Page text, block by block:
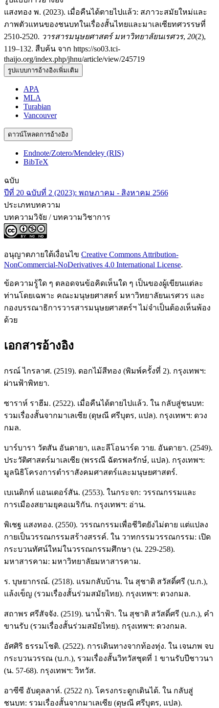
แสงทอง พ. (2023). เมื่อคืนได้ตายไปแล้ว: สภาวะสมัยใหม่และ
ภาพตัวแทนของชนบทในเรื่องสั้นไทยและมาเลเซียทศวรรษที่
2510-2520. วารสารมนุษยศาสตร์ มหาวิทยาลัยนเรศวร, 20(2),
119–132. สืบค้น จาก https://so03.tci-
thaijo.org/index.php/jhnu/article/view/245719
รูปแบบการอ้างอิงเพิ่มเติม
APA
MLA
Turabian
Vancouver
ดาวน์โหลดการอ้างอิง
Endnote/Zotero/Mendeley (RIS)
BibTeX
ฉบับ
ปีที่ 20 ฉบับที่ 2 (2023): พฤษภาคม - สิงหาคม 2566
ประเภทบทความ
บทความวิจัย / บทความวิชาการ
อนุญาตภายใต้เงื่อนไข Creative Commons Attribution-
NonCommercial-NoDerivatives 4.0 International License.
ข้อความรู้ใด ๆ ตลอดจนข้อคิดเห็นใด ๆ เป็นของผู้เขียนแต่ละ
ท่านโดยเฉพาะ คณะมนุษยศาสตร์ มหาวิทยาลัยนเรศวร และ
กองบรรณาธิการวารสารมนุษยศาสตร์ฯ ไม่จำเป็นต้องเห็นพ้อง
ด้วย
เอกสารอ้างอิง
กรณ์ ไกรลาศ. (2519). ดอกไม้สีทอง (พิมพ์ครั้งที่ 2). กรุงเทพฯ:
ผ่านฟ้าพิทยา.
ซาราห์ ราฮีม. (2522). เมื่อคืนได้ตายไปแล้ว. ใน กลับสู่ชนบท:
รวมเรื่องสั้นจากมาเลเซีย (ดุษณี ศรีบุตร, แปล). กรุงเทพฯ: ดวง
กมล.
บาร์บารา วัตสัน อันดายา, และลีโอนาร์ด วาย. อันดายา. (2549).
ประวัติศาสตร์มาเลเซีย (พรรณี ฉัตรพลรักษ์, แปล). กรุงเทพฯ:
มูลนิธิโครงการตำราสังคมศาสตร์และมนุษยศาสตร์.
เบเนดิกท์ แอนเดอร์สัน. (2553). ในกระจก: วรรณกรรมและ
การเมืองสยามยุคอเมริกัน. กรุงเทพฯ: อ่าน.
พิเชฐ แสงทอง. (2550). วรรณกรรมเพื่อชีวิตยังไม่ตาย แต่แปลง
กายเป็นวรรณกรรมสร้างสรรค์. ใน วาทกรรมวรรณกรรม: เปิด
กระบวนทัศน์ใหม่ในวรรณกรรมศึกษา (น. 229-258).
มหาสารคาม: มหาวิทยาลัยมหาสารคาม.
ร. บุษยากรณ์. (2518). แรมกลับบ้าน. ใน สุชาติ สวัสดิ์ศรี (บ.ก.),
แล้งเข็ญ (รวมเรื่องสั้นร่วมสมัยไทย). กรุงเทพฯ: ดวงกมล.
สถาพร ศรีสัจจัง. (2519). นาน้ำฟ้า. ใน สุชาติ สวัสดิ์ศรี (บ.ก.), คำ
ขานรับ (รวมเรื่องสั้นร่วมสมัยไทย). กรุงเทพฯ: ดวงกมล.
อัศศิริ ธรรมโชติ. (2522). การเดินทางจากท้องทุ่ง. ใน เจนภพ จบ
กระบวนวรรณ (บ.ก.), รวมเรื่องสั้นวิทวัสชุดที่ 1 ขานรับปีชาวนา
(น. 57-68). กรุงเทพฯ: วิทวัส.
อาซีซี อับดุลลาห์. (2522 ก). โครงกระดูกเดินได้. ใน กลับสู่
ชนบท: รวมเรื่องสั้นจากมาเลเซีย (ดุษณี ศรีบุตร, แปล).